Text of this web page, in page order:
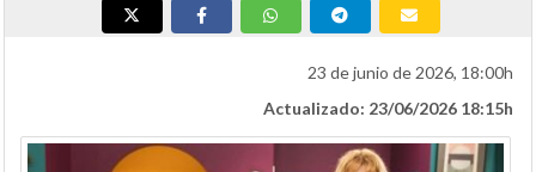
23 de junio de 2026, 18:00h
Actualizado: 23/06/2026 18:15h